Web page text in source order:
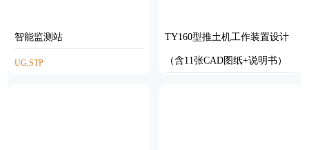
智能监测站
UG,STP
TY160型推土机工作装置设计
（含11张CAD图纸+说明书）